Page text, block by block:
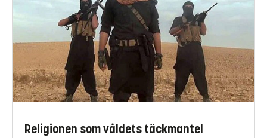
Religionen som våldets täckmantel